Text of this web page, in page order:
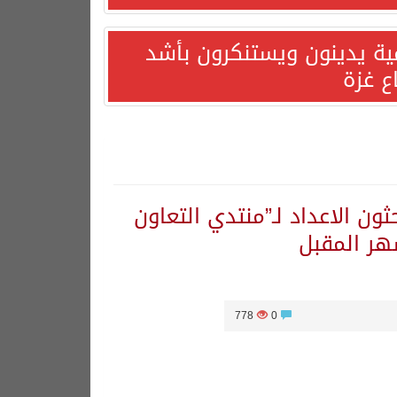
يدينون ويستنكرون بأشد
غزة
الاعداد لـ”منتدي التعاون
المقبل
0
778